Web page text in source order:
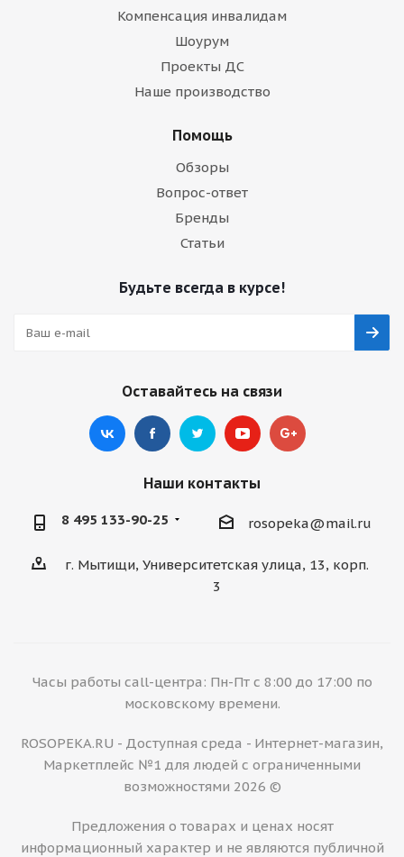
Компенсация инвалидам
Шоурум
Проекты ДС
Наше производство
Помощь
Обзоры
Вопрос-ответ
Бренды
Статьи
Будьте всегда в курсе!
Оставайтесь на связи
Наши контакты
8 495 133-90-25 rosopeka@mail.ru
г. Мытищи, Университетская улица, 13, корп.
3
Часы работы call-центра: Пн-Пт с 8:00 до 17:00 по
московскому времени.
ROSOPEKA.RU - Доступная среда - Интернет-магазин,
Маркетплейс №1 для людей с ограниченными
возможностями 2026 ©
Предложения о товарах и ценах носят
информационный характер и не являются публичной